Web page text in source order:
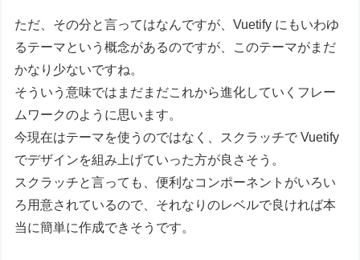
ただ、その分と言ってはなんですが、Vuetify にもいわゆ
るテーマという概念があるのですが、このテーマがまだ
かなり少ないですね。
そういう意味ではまだまだこれから進化していくフレー
ムワークのように思います。
今現在はテーマを使うのではなく、スクラッチで Vuetify
でデザインを組み上げていった方が良さそう。
スクラッチと言っても、便利なコンポーネントがいろい
ろ用意されているので、それなりのレベルで良ければ本
当に簡単に作成できそうです。